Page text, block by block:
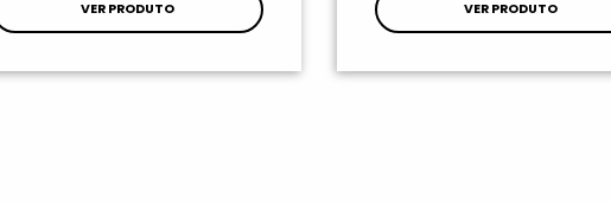
VER PRODUTO VER PRODUTO